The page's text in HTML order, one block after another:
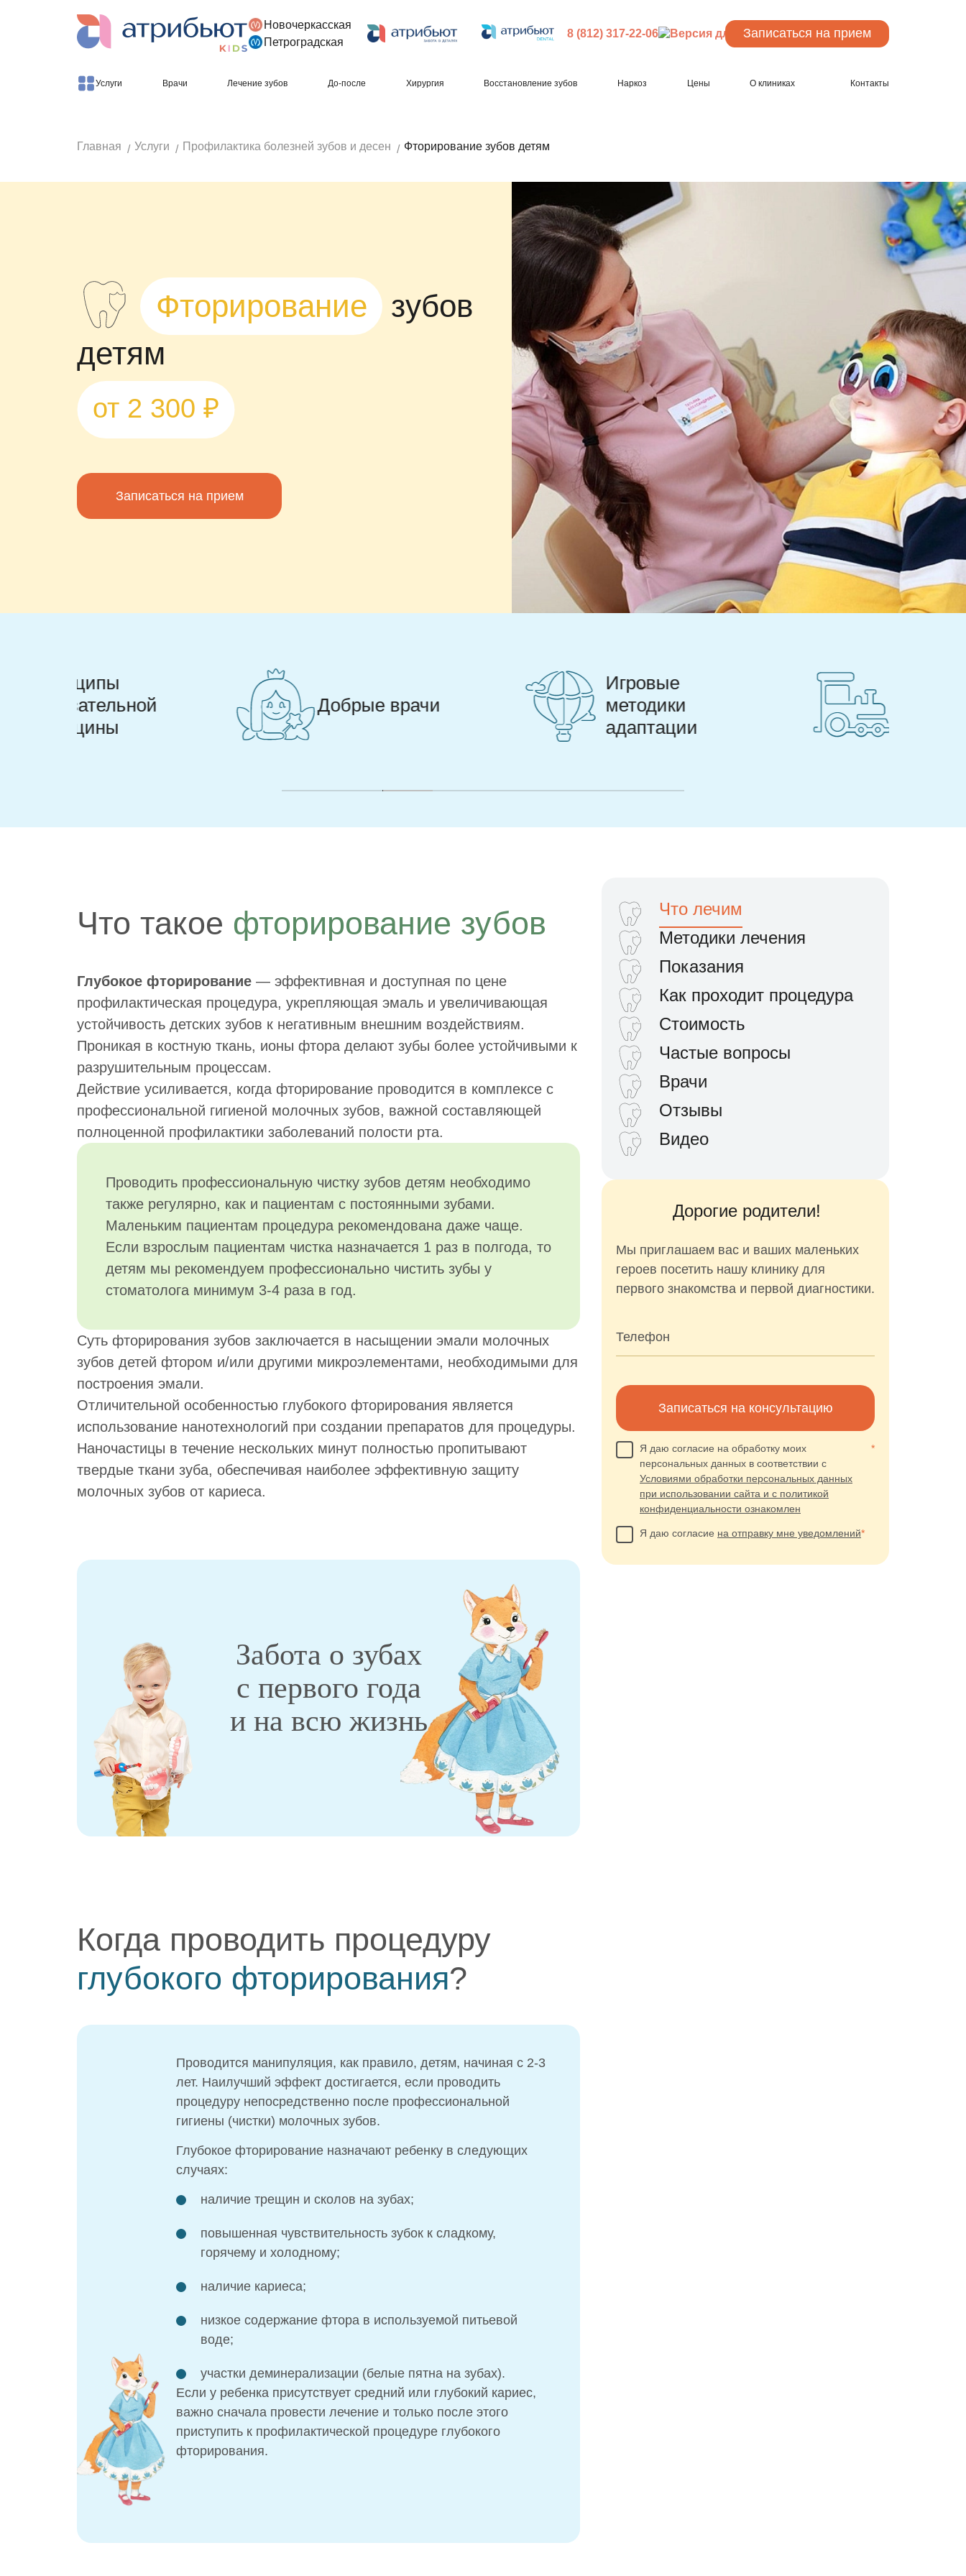
Версия для слабовидящих
Новочеркасская
Петроградская
8 (812) 317-22-06 Записаться на прием
Услуги Врачи Лечение зубов До-после Хирургия Восстановление зубов Наркоз Цены О клиниках Контакты
Главная Услуги Профилактика болезней зубов и десен Фторирование зубов детям
Фторирование
зубов
детям
от 2 300 ₽
Записаться на прием
Добрые врачи
Что такое фторирование зубов
Глубокое фторирование — эффективная и доступная по цене
профилактическая процедура, укрепляющая эмаль и увеличивающая
устойчивость детских зубов к негативным внешним воздействиям.
Проникая в костную ткань, ионы фтора делают зубы более устойчивыми к
разрушительным процессам.
Действие усиливается, когда фторирование проводится в комплексе с
профессиональной гигиеной молочных зубов, важной составляющей
полноценной профилактики заболеваний полости рта.
Проводить профессиональную чистку зубов детям необходимо
также регулярно, как и пациентам с постоянными зубами.
Маленьким пациентам процедура рекомендована даже чаще.
Если взрослым пациентам чистка назначается 1 раз в полгода, то
детям мы рекомендуем профессионально чистить зубы у
стоматолога минимум 3-4 раза в год.
Суть фторирования зубов заключается в насыщении эмали молочных
зубов детей фтором и/или другими микроэлементами, необходимыми для
построения эмали.
Отличительной особенностью глубокого фторирования является
использование нанотехнологий при создании препаратов для процедуры.
Наночастицы в течение нескольких минут полностью пропитывают
твердые ткани зуба, обеспечивая наиболее эффективную защиту
молочных зубов от кариеса.
Забота о зубах
с первого года
и на всю жизнь
Когда проводить процедуру
глубокого фторирования?
Проводится манипуляция, как правило, детям, начиная с 2-3
лет. Наилучший эффект достигается, если проводить
процедуру непосредственно после профессиональной
гигиены (чистки) молочных зубов.
Глубокое фторирование назначают ребенку в следующих
случаях:
наличие трещин и сколов на зубах;
повышенная чувствительность зубок к сладкому,
горячему и холодному;
наличие кариеса;
низкое содержание фтора в используемой питьевой
воде;
участки деминерализации (белые пятна на зубах).
Если у ребенка присутствует средний или глубокий кариес,
важно сначала провести лечение и только после этого
приступить к профилактической процедуре глубокого
фторирования.
Что лечим
Методики лечения
Показания
Как проходит процедура
Стоимость
Частые вопросы
Врачи
Отзывы
Видео
Дорогие родители!
Мы приглашаем вас и ваших маленьких
героев посетить нашу клинику для
первого знакомства и первой диагностики.
Телефон
Записаться на консультацию
Я даю согласие на обработку моих
персональных данных в соответствии с
Условиями обработки персональных данных
при использовании сайта и с политикой
конфиденциальности ознакомлен
*
Я даю согласие на отправку мне уведомлений*